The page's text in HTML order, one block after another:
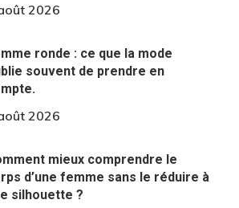
2026
ronde : ce que la mode
souvent de prendre en
2026
mieux comprendre le
d’une femme sans le réduire à
silhouette ?